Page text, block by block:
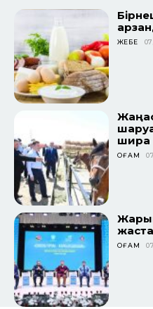
ЖЕБЕ
ширақ
ҚОҒАМ
ҚОҒАМ